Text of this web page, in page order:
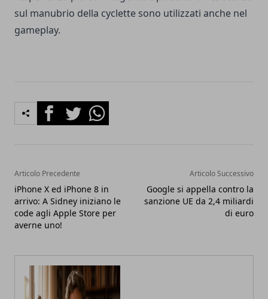
sul manubrio della cyclette sono utilizzati anche nel
gameplay.
FacebookTwitterWhatsapp
Articolo Precedente
iPhone X ed iPhone 8 in
arrivo: A Sidney iniziano le
code agli Apple Store per
averne uno!
Articolo Successivo
Google si appella contro la
sanzione UE da 2,4 miliardi
di euro